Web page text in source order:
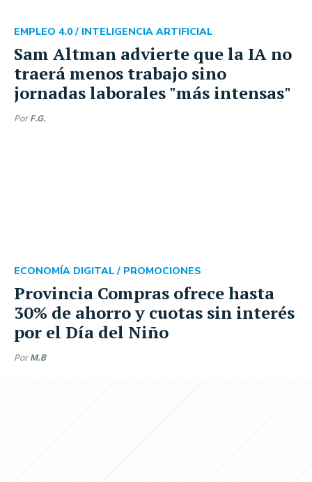
Sam Altman advierte que la IA no
traerá menos trabajo sino
jornadas laborales "más intensas"
EMPLEO 4.0 / INTELIGENCIA ARTIFICIAL
Por F.G.
Provincia Compras ofrece hasta
30% de ahorro y cuotas sin interés
por el Día del Niño
ECONOMÍA DIGITAL / PROMOCIONES
Por M.B